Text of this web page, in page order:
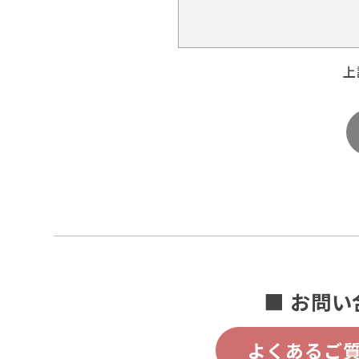
■ お問い
よくあるご